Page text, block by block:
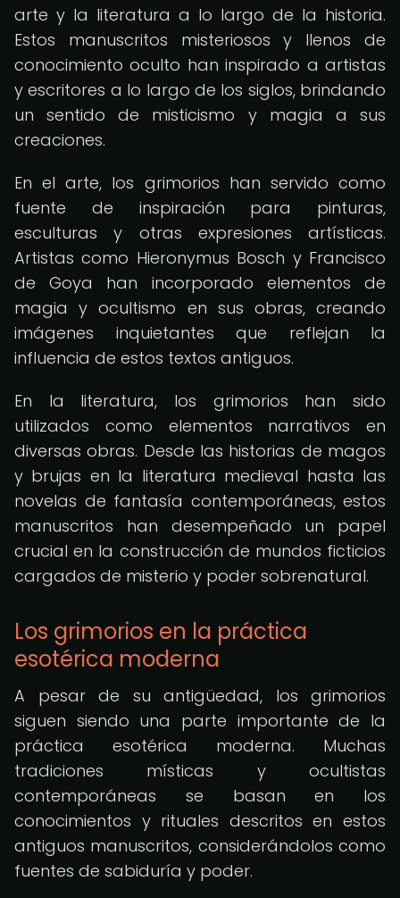
arte y la literatura a lo largo de la historia.
Estos manuscritos misteriosos y llenos de
conocimiento oculto han inspirado a artistas
y escritores a lo largo de los siglos, brindando
un sentido de misticismo y magia a sus
creaciones.
En el arte, los grimorios han servido como
fuente de inspiración para pinturas,
esculturas y otras expresiones artísticas.
Artistas como Hieronymus Bosch y Francisco
de Goya han incorporado elementos de
magia y ocultismo en sus obras, creando
imágenes inquietantes que reflejan la
influencia de estos textos antiguos.
En la literatura, los grimorios han sido
utilizados como elementos narrativos en
diversas obras. Desde las historias de magos
y brujas en la literatura medieval hasta las
novelas de fantasía contemporáneas, estos
manuscritos han desempeñado un papel
crucial en la construcción de mundos ficticios
cargados de misterio y poder sobrenatural.
Los grimorios en la práctica
esotérica moderna
A pesar de su antigüedad, los grimorios
siguen siendo una parte importante de la
práctica esotérica moderna. Muchas
tradiciones místicas y ocultistas
contemporáneas se basan en los
conocimientos y rituales descritos en estos
antiguos manuscritos, considerándolos como
fuentes de sabiduría y poder.